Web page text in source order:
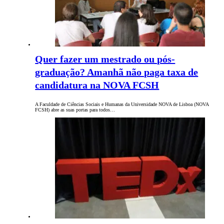
Quer fazer um mestrado ou pós-
graduação? Amanhã não paga taxa de
candidatura na NOVA FCSH
A Faculdade de Ciências Sociais e Humanas da Universidade NOVA de Lisboa (NOVA
FCSH) abre as suas portas para todos…